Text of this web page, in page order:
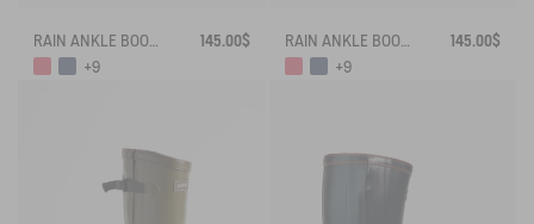
RAIN ANKLE BOOT FULFEEL
145.00$
+9
RAIN ANKLE BOOT FULFEEL
145.00$
+9